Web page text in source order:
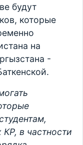
будут
которые
на
-
в частности